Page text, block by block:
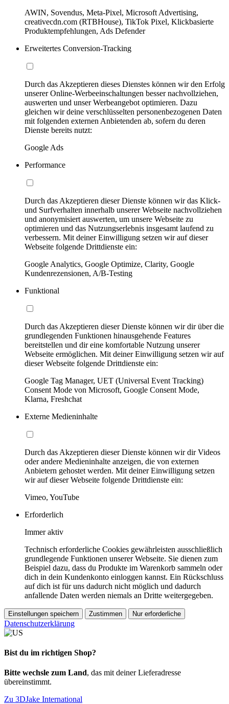
AWIN, Sovendus, Meta-Pixel, Microsoft Advertising,
creativecdn.com (RTBHouse), TikTok Pixel, Klickbasierte
Produktempfehlungen, Ads Defender
Erweitertes Conversion-Tracking
Durch das Akzeptieren dieses Dienstes können wir den Erfolg
unserer Online-Werbeeinschaltungen besser nachvollziehen,
auswerten und unser Werbeangebot optimieren. Dazu
gleichen wir deine verschlüsselten personenbezogenen Daten
mit folgenden externen Anbietenden ab, sofern du deren
Dienste bereits nutzt:
Google Ads
Performance
Durch das Akzeptieren dieser Dienste können wir das Klick-
und Surfverhalten innerhalb unserer Webseite nachvollziehen
und anonymisiert auswerten, um unsere Webseite zu
optimieren und das Nutzungserlebnis insgesamt laufend zu
verbessern. Mit deiner Einwilligung setzen wir auf dieser
Webseite folgende Drittdienste ein:
Google Analytics, Google Optimize, Clarity, Google
Kundenrezensionen, A/B-Testing
Funktional
Durch das Akzeptieren dieser Dienste können wir dir über die
grundlegenden Funktionen hinausgehende Features
bereitstellen und dir eine komfortable Nutzung unserer
Webseite ermöglichen. Mit deiner Einwilligung setzen wir auf
dieser Webseite folgende Drittdienste ein:
Google Tag Manager, UET (Universal Event Tracking)
Consent Mode von Microsoft, Google Consent Mode,
Klarna, Freshchat
Externe Medieninhalte
Durch das Akzeptieren dieser Dienste können wir dir Videos
oder andere Medieninhalte anzeigen, die von externen
Anbietern gehostet werden. Mit deiner Einwilligung setzen
wir auf dieser Webseite folgende Drittdienste ein:
Vimeo, YouTube
Erforderlich
Immer aktiv
Technisch erforderliche Cookies gewährleisten ausschließlich
grundlegende Funktionen unserer Webseite. Sie dienen zum
Beispiel dazu, dass du Produkte im Warenkorb sammeln oder
dich in dein Kundenkonto einloggen kannst. Ein Rückschluss
auf dich ist für uns dadurch nicht möglich und dadurch
anfallende Daten werden niemals an Dritte weitergegeben.
Einstellungen speichern Zustimmen Nur erforderliche
Datenschutzerklärung
Bist du im richtigen Shop?
Bitte wechsle zum Land, das mit deiner Lieferadresse
übereinstimmt.
Zu 3DJake International